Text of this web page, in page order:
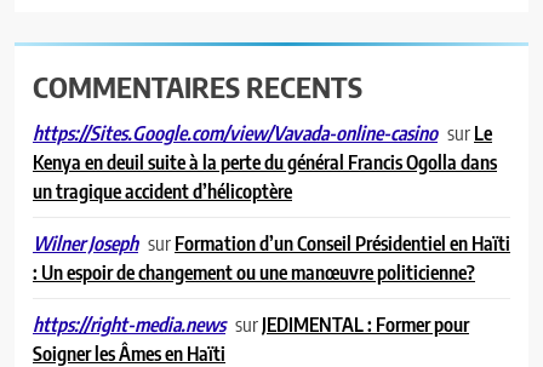
COMMENTAIRES RECENTS
https://Sites.Google.com/view/Vavada-online-casino surLe
Kenya en deuil suite à la perte du général Francis Ogolla dans
un tragique accident d’hélicoptère
Wilner Joseph surFormation d’un Conseil Présidentiel en Haïti
: Un espoir de changement ou une manœuvre politicienne?
https://right-media.news surJEDIMENTAL : Former pour
Soigner les Âmes en Haïti